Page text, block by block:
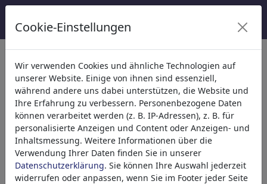
Welcome totoonpool.com,
world's largest community for cartoons, caricatures
and fun drawings.
Browse413836 artworks,discover
unique items.
Cookie-Einstellungen
Wir verwenden Cookies und ähnliche Technologien auf
unserer Website. Einige von ihnen sind essenziell,
während andere uns dabei unterstützen, die Website und
Ihre Erfahrung zu verbessern. Personenbezogene Daten
können verarbeitet werden (z. B. IP-Adressen), z. B. für
personalisierte Anzeigen und Content oder Anzeigen- und
Inhaltsmessung. Weitere Informationen über die
Verwendung Ihrer Daten finden Sie in unserer
Datenschutzerklärung. Sie können Ihre Auswahl jederzeit
widerrufen oder anpassen, wenn Sie im Footer jeder Seite